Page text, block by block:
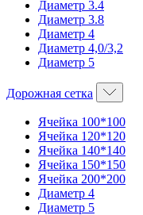
Диаметр 3.4
Диаметр 3.8
Диаметр 4
Диаметр 4,0/3,2
Диаметр 5
Дорожная сетка
Ячейка 100*100
Ячейка 120*120
Ячейка 140*140
Ячейка 150*150
Ячейка 200*200
Диаметр 4
Диаметр 5